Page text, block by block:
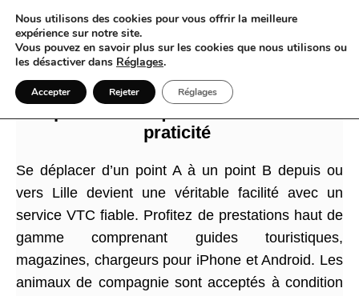
Choisir un VTC à Lille c’est adopter une
praticité
Se déplacer d’un point A à un point B depuis ou
vers Lille devient une véritable facilité avec un
service VTC fiable. Profitez de prestations haut de
gamme comprenant guides touristiques,
magazines, chargeurs pour iPhone et Android. Les
animaux de compagnie sont acceptés à condition
Nous utilisons des cookies pour vous offrir la meilleure
expérience sur notre site.
Vous pouvez en savoir plus sur les cookies que nous utilisons ou
les désactiver dans Réglages.
Accepter Rejeter Réglages